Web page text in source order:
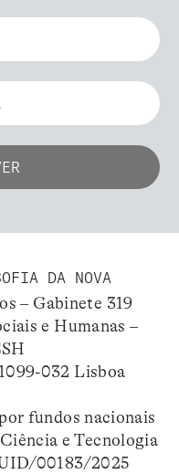
DA NOVA
– Gabinete 319
e Humanas –
032 Lisboa
fundos nacionais
e Tecnologia
00183/2025